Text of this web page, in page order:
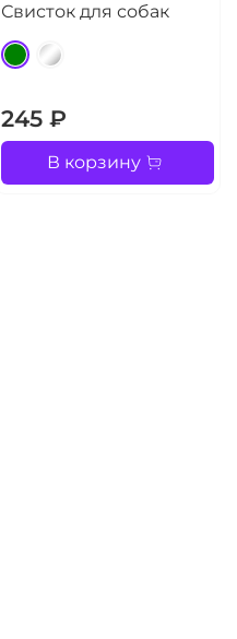
Свисток для собак
245 ₽
В корзину